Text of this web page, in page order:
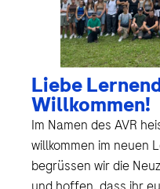
Liebe
Willkommen!
Im Namen des AVR
willkommen im neuen
begrüssen wir die